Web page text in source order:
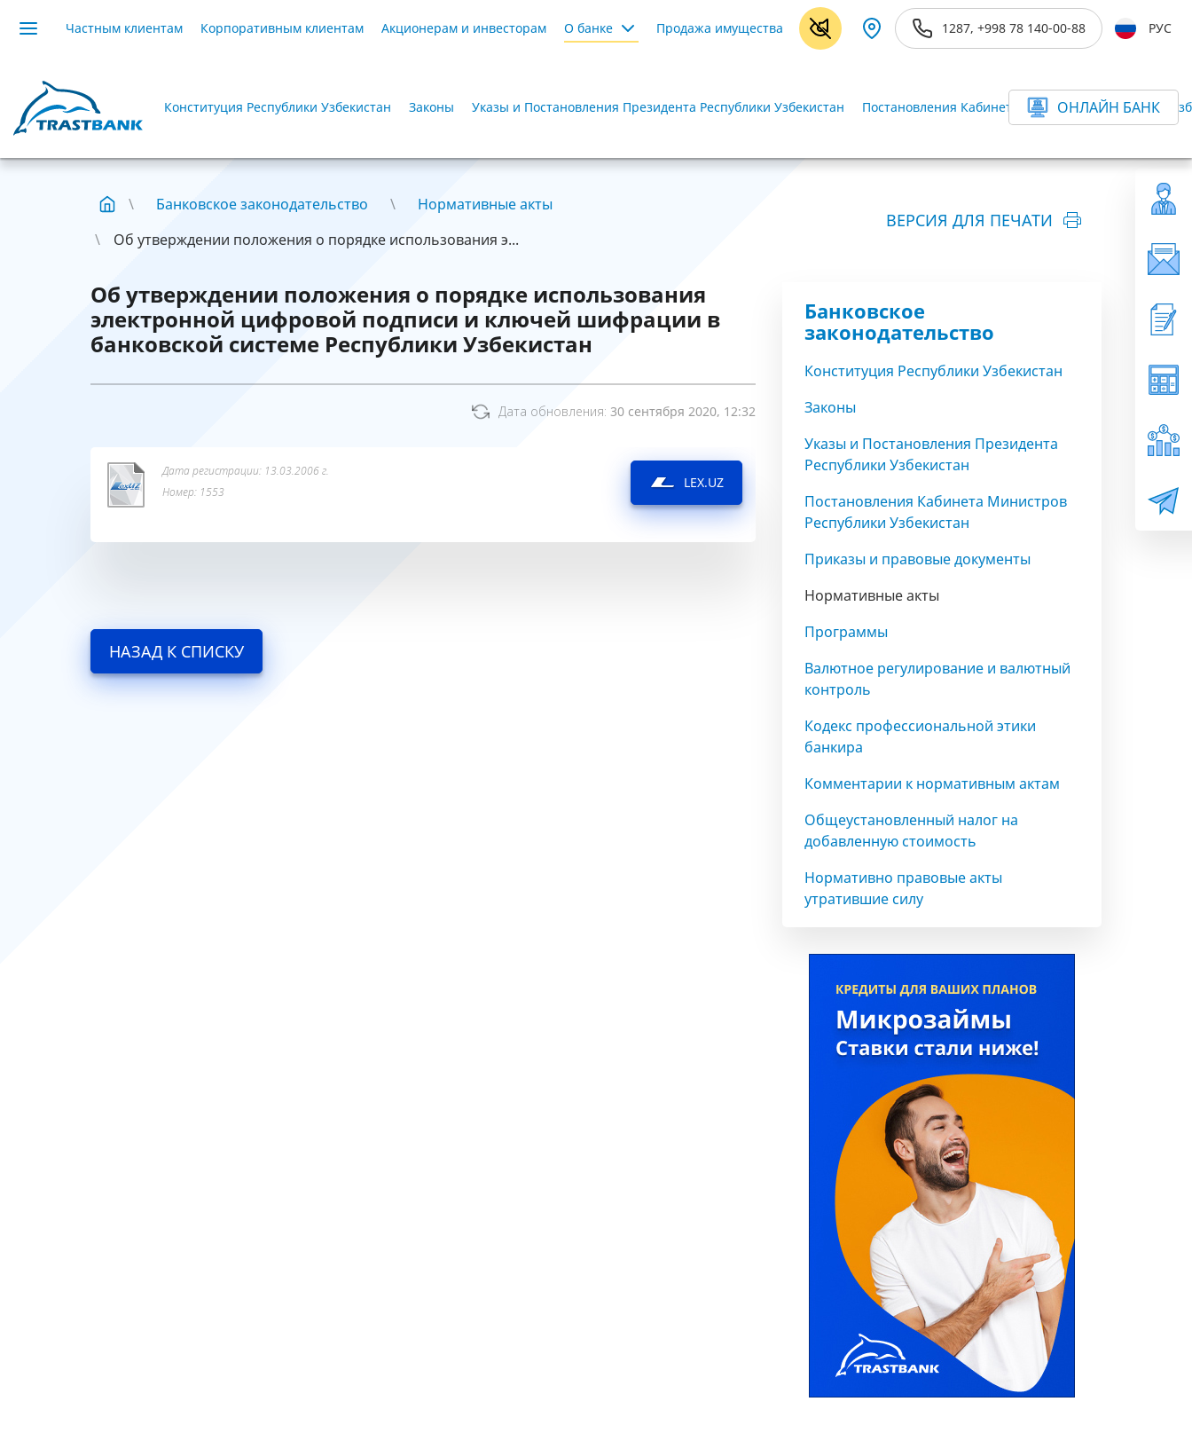
Частным клиентам Корпоративным клиентам Акционерам и инвесторам О банке Продажа имущества 1287, +998 78 140-00-88 РУС
Конституция Республики Узбекистан Законы Указы и Постановления Президента Республики Узбекистан Постановления Кабинета Министров Республики
ОНЛАЙН БАНК
Банковское законодательство
Нормативные акты
Об утверждении положения о порядке использования э...
ВЕРСИЯ ДЛЯ ПЕЧАТИ
Об утверждении положения о порядке использования
электронной цифровой подписи и ключей шифрации в
банковской системе Республики Узбекистан
Дата обновления: 30 сентября 2020, 12:32
Дата регистрации: 13.03.2006 г.
Номер: 1553
LEX.UZ
НАЗАД К СПИСКУ
Банковское
законодательство
Конституция Республики Узбекистан
Законы
Указы и Постановления Президента
Республики Узбекистан
Постановления Кабинета Министров
Республики Узбекистан
Приказы и правовые документы
Нормативные акты
Программы
Валютное регулирование и валютный
контроль
Кодекс профессиональной этики
банкира
Комментарии к нормативным актам
Общеустановленный налог на
добавленную стоимость
Нормативно правовые акты
утратившие силу